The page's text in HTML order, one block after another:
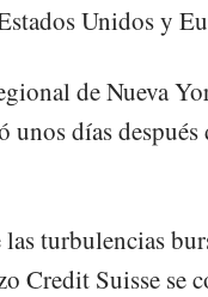
Unidos y
de Nueva
unos días
turbulencias
Credit Suisse se